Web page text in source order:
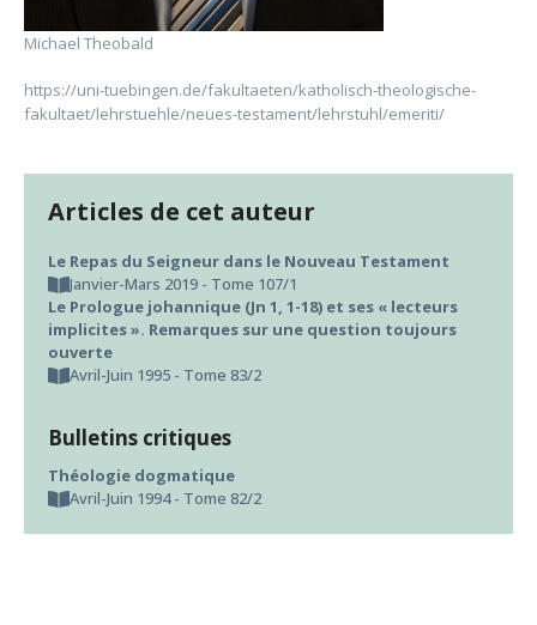
Michael Theobald
https://uni-tuebingen.de/fakultaeten/katholisch-theologische-
fakultaet/lehrstuehle/neues-testament/lehrstuhl/emeriti/
Articles de cet auteur
Le Repas du Seigneur dans le Nouveau Testament
Janvier-Mars 2019 - Tome 107/1
Le Prologue johannique (Jn 1, 1-18) et ses « lecteurs
implicites ». Remarques sur une question toujours
ouverte
Avril-Juin 1995 - Tome 83/2
Bulletins critiques
Théologie dogmatique
Avril-Juin 1994 - Tome 82/2